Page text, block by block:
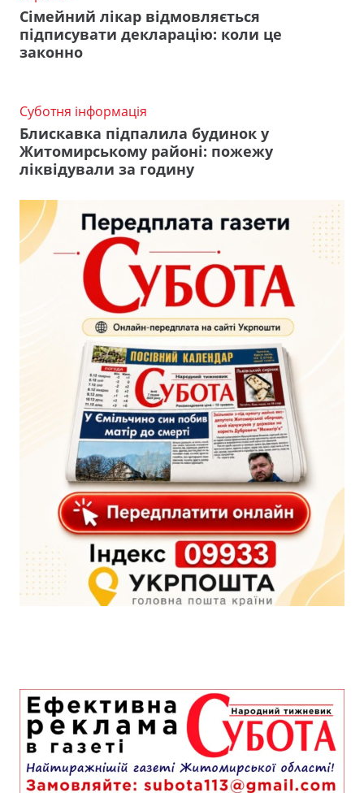
Сімейний лікар відмовляється
підписувати декларацію: коли це
законно
Суботня інформація
Блискавка підпалила будинок у
Житомирському районі: пожежу
ліквідували за годину